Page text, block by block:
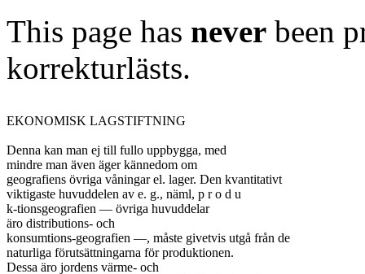
This page has never been
korrekturlästs.
EKONOMISK LAGSTIFTNING
Denna kan man ej till fullo uppbygga, med
mindre man även äger kännedom om
geografiens övriga våningar el. lager. Den kvantitativt
viktigaste huvuddelen av e. g., näml, p r o d u
k-tionsgeografien — övriga huvuddelar
äro distributions- och
konsumtions-geografien —, måste givetvis utgå från de
naturliga förutsättningarna för produktionen.
Dessa äro jordens värme- och